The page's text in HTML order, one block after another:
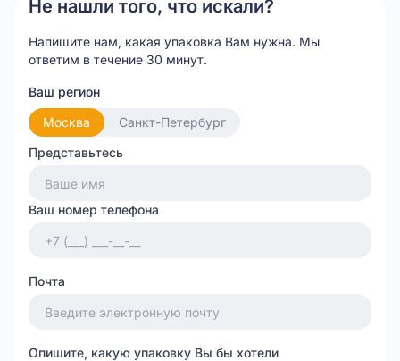
Не нашли того, что искали?
Напишите нам, какая упаковка Вам нужна. Мы
ответим в течение 30 минут.
Ваш регион
Москва
Санкт-Петербург
Представьтесь
Ваш номер телефона
Почта
Опишите, какую упаковку Вы бы хотели